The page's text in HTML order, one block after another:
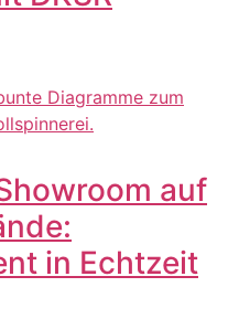
auf
in Echtzeit